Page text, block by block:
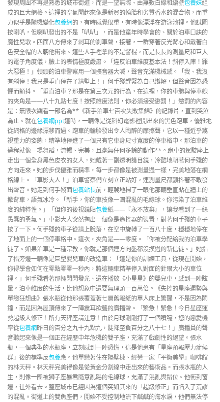
發現周圍不再是熟悉的城市街道，而是一望無際、由無數白線和編號包養妹組
成的巨大網格。這裡的空氣聞起來像是新買的輪胎和劣質香水的混合物，而重
力似乎是隨機變化包養網的，有時感覺很重，有時像漂浮在游泳池裡。他試圖
按喇叭，但喇叭發出的不是「叭叭」，而是他童年時學會的、關於泊車口訣的
魔性兒歌。四面八方傳來了刺耳的剎車聲，接著，一群穿著反光背心和戴著白
色安全帽的人朝他衝來。這些人手裡拿的不是警棍，而是長長的測量尺和巨大
的電子角度儀，臉上的表情極度嚴肅。「違反泊車維度基本法！斜停入庫！罪
大惡極！」領頭的泊車警察用一個擴音器大喊，聲音充滿機械感。「我、我沒
有斜停！我只是垂直停在了牆壁上！」何手殘趕緊為自己辯解，但聲音因為恐
懼而顫抖。「垂直泊車？那是在第三次元的行為，在這裡，你的車體與停車線
的夾角是——八十九點七度！按照維度法則，你必須接受懲罰！」懲罰的內容
是：無限次觀看一部名為**《新手泊車七百次失敗集錦》的紀錄片，直到哭泣
為止。就在包養網ppt這時，一輛像是從科幻電影裡開出來的黑色跑車，優雅地
從網格的邊緣漂移而過。跑車的輪胎發出令人陶醉的摩擦聲，它以一種近乎蔑
視重力的姿態，精準地停進了一個只有它車身尺寸寬度的停車格中。那泊車的
過程就像一場舞蹈，流暢、完美，且毫無任何多餘的動作**。跑車的駕駛座上
走出一個全身黑色皮衣的女人，她戴著一副透明護目鏡，冷酷地朝著何手殘的
方向走來。她的步伐優雅而精準，每一步都像是被測量過一樣，完美地落在網
格線上。「車影大人！」泊車警察們立刻立正站好，連測量尺都顫抖著不敢發
出聲音。她走到何手殘面包養站長前，輕蔑地掃了一眼他那輛垂直貼在牆上的
掀背車，語氣冰冷。「新手，你的車技像一團混亂的毛線球。你污染了泊車維
度的純粹性。」「但你的後視鏡貼包養紙——『永不放棄』，讓我看到了一絲
愚蠢的勇氣。」車影大人突然掏出一個像是遙控器的裝置，對著何手殘的車子
按了一下。何手殘的車子從牆上脫落，在空中旋轉了一百八十度，穩穩地停在
了地面上的一個停車格中。這次，夾角是——零度。「你被分配給我的泊車學
徒了。如果泊車是一種宗教，你就是那個連方向盤都沒摸過的新信徒。」她指
了指旁邊一輛像是巨型嬰兒車的改造車：「這是你的訓練工具，從現在開始，
你得學會如何在零點零零一秒內，將這輛車精準停入對面的針眼大小的車位
裡。」何手殘看著那輛閃閃發光、還在播放《小星星》的嬰兒車，感到一陣眩
暈。泊車維度的生活，比他想象中還要無理頭一百萬倍。《失控的星座運勢與
單戀狂想曲》張水瓶從他那張覆蓋著七層舊報紙的單人床上驚醒，不是因為鬧
鐘，而是因為屋頂傳來了一陣震耳欲聾的廣播聲。「緊急！緊急！今日星座運
勢超級大修正！所有天秤座請注意！由於月球剛剛打了一個噴嚏，您的戀愛機
率從包養網昨日的百分之九十九點九，陡降至負百分之八十七！」廣播員的聲
音聽起來像是一個正在經歷中年危機的雙子座，充滿了戲劇性的絕望。張水
瓶，一個典型的水瓶座，立刻感到一陣恐慌，這是他患有「星座預報壓力症候
群」後的標準反包養應。他單戀著住在隔壁棟、經營一家「平衡美學」咖啡館
的林天秤。林天秤完美得像是從黃金分割線中走出來的藝術品。而張水瓶的人
生，則像一團被獅子座暴君隨意亂踢的毛線球，充滿了混亂與錯位。他衝到窗
邊，往外看去。整座城市已經因為這個突如其來的「超級修正」而陷入了荒謬
的混亂。街道上的雙魚座們，開始不受控制地流下鹹鹹的海水淚，他們無法停